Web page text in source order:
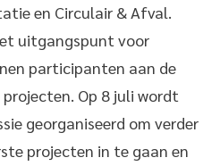
en Circulair & Afval.
uitgangspunt voor
participanten aan de
Op 8 juli wordt
georganiseerd om verder
projecten in te gaan en